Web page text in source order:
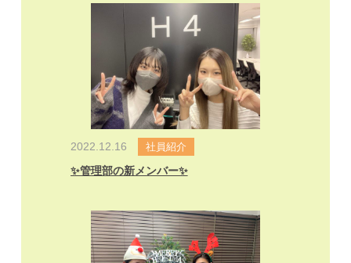
2022.12.16 社員紹介
✨管理部の新メンバー✨